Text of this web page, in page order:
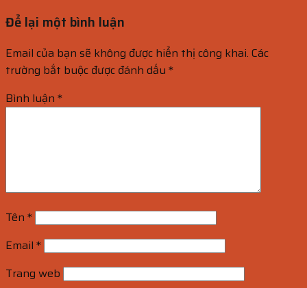
Để lại một bình luận
Email của bạn sẽ không được hiển thị công khai. Các
trường bắt buộc được đánh dấu *
Bình luận *
Tên *
Email *
Trang web